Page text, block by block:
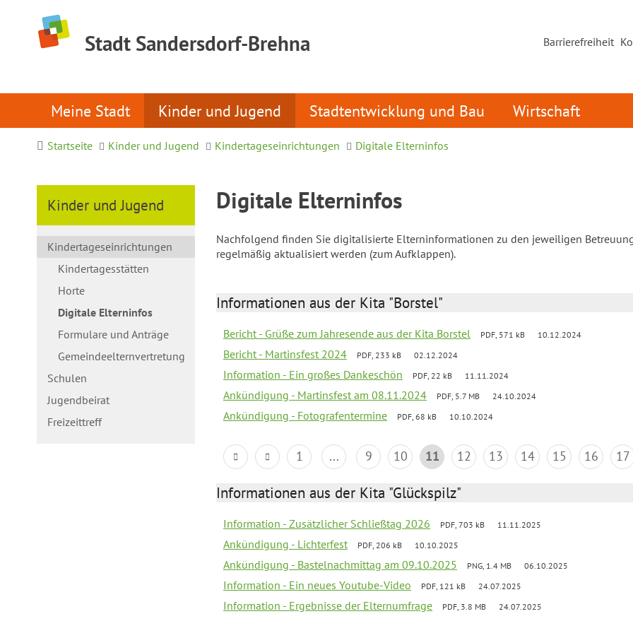
Stadt Sandersdorf-Brehna Barrierefreiheit
Meine Stadt Kinder und Jugend Stadtentwicklung und Bau Wirtschaft
Startseite Kinder und Jugend Kindertageseinrichtungen Digitale Elterninfos
Kinder und Jugend
Kindertageseinrichtungen
Kindertagesstätten
Horte
Digitale Elterninfos
Formulare und Anträge
Gemeindeelternvertretung
Schulen
Jugendbeirat
Freizeittreff
Digitale Elterninfos
Nachfolgend finden Sie digitalisierte Elterninformationen zu den jeweiligen
regelmäßig aktualisiert werden (zum Aufklappen).
Informationen aus der Kita "Borstel"
Bericht - Grüße zum Jahresende aus der Kita Borstel PDF, 571 kB 10.12.2024
Bericht - Martinsfest 2024 PDF, 233 kB 02.12.2024
Information - Ein großes Dankeschön PDF, 22 kB 11.11.2024
Ankündigung - Martinsfest am 08.11.2024 PDF, 5.7 MB 24.10.2024
Ankündigung - Fotografentermine PDF, 68 kB 10.10.2024
1 ... 9 10 11 12 13 14 15 16 17
Informationen aus der Kita "Glückspilz"
Information - Zusätzlicher Schließtag 2026 PDF, 703 kB 11.11.2025
Ankündigung - Lichterfest PDF, 206 kB 10.10.2025
Ankündigung - Bastelnachmittag am 09.10.2025 PNG, 1.4 MB 06.10.2025
Information - Ein neues Youtube-Video PDF, 121 kB 24.07.2025
Information - Ergebnisse der Elternumfrage PDF, 3.8 MB 24.07.2025